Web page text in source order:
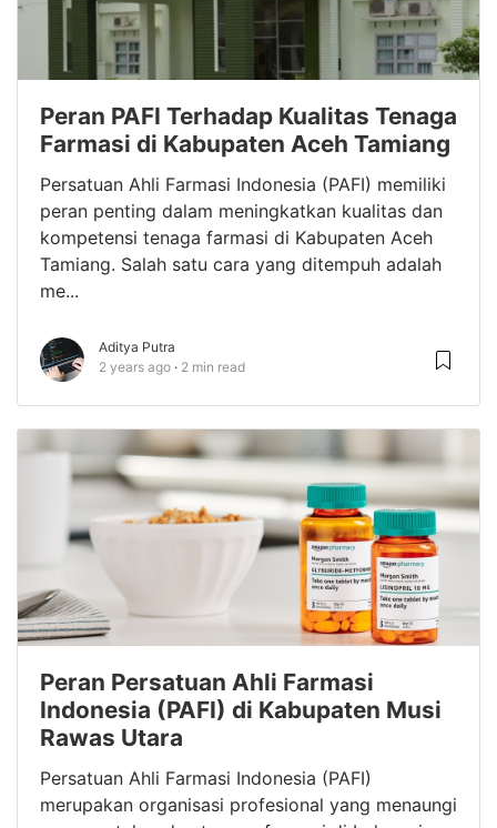
Peran PAFI Terhadap Kualitas Tenaga
Farmasi di Kabupaten Aceh Tamiang
Persatuan Ahli Farmasi Indonesia (PAFI) memiliki
peran penting dalam meningkatkan kualitas dan
kompetensi tenaga farmasi di Kabupaten Aceh
Tamiang. Salah satu cara yang ditempuh adalah
me...
Aditya Putra
2 years ago
2 min read
Peran Persatuan Ahli Farmasi
Indonesia (PAFI) di Kabupaten Musi
Rawas Utara
Persatuan Ahli Farmasi Indonesia (PAFI)
merupakan organisasi profesional yang menaungi